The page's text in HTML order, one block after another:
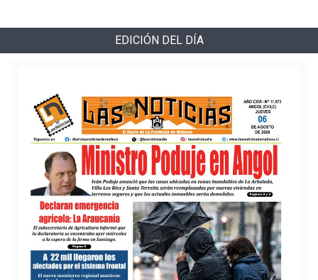
EDICIÓN DEL DÍA